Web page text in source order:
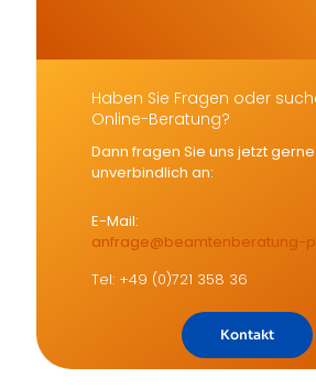
Haben Sie Fragen oder
Online-Beratung?
Dann fragen Sie uns jetzt gerne
unverbindlich an:
E-Mail:
anfrage@beamtenberatung-
Tel: +49 (0)721 358 36
Kontakt